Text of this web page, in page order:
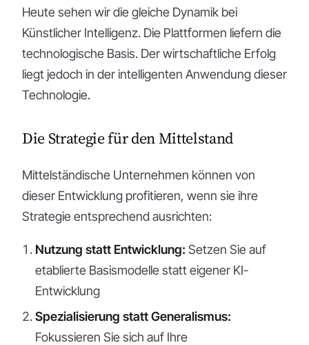
Heute sehen wir die gleiche Dynamik bei
Künstlicher Intelligenz. Die Plattformen liefern die
technologische Basis. Der wirtschaftliche Erfolg
liegt jedoch in der intelligenten Anwendung dieser
Technologie.
Die Strategie für den Mittelstand
Mittelständische Unternehmen können von
dieser Entwicklung profitieren, wenn sie ihre
Strategie entsprechend ausrichten:
Nutzung statt Entwicklung: Setzen Sie auf
etablierte Basismodelle statt eigener KI-
Entwicklung
Spezialisierung statt Generalismus:
Fokussieren Sie sich auf Ihre